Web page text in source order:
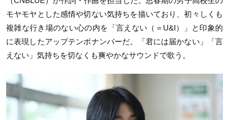
モヤモヤとした感情や切ない気持ちを描いており、初々しくも
複雑な行き場のない心の内を「言えない（＝U&I）」と印象的
に表現したアップテンポナンバーだ。「君には届かない」「言
えない」気持ちを切なくも爽やかなサウンドで歌う。